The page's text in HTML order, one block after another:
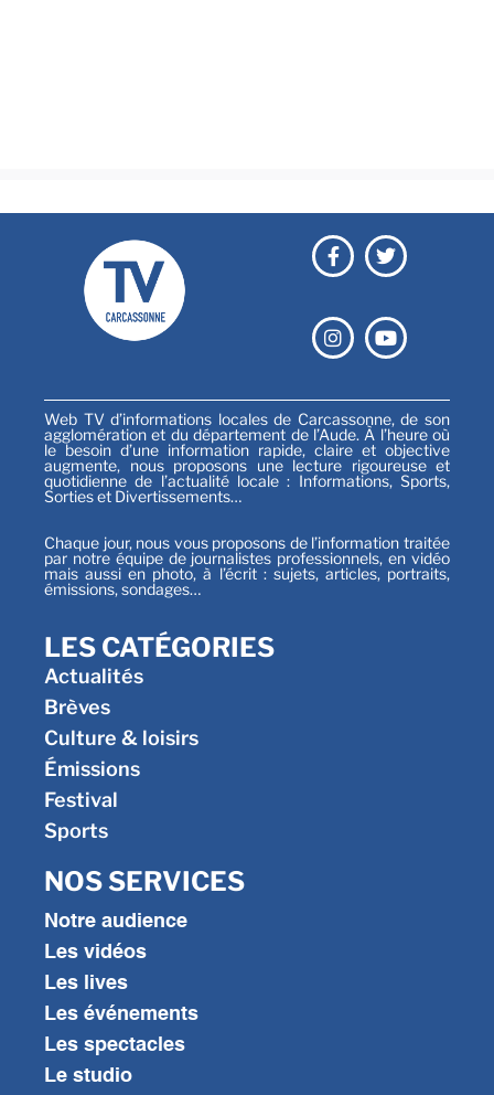
Web TV d’informations locales de Carcassonne, de son
agglomération et du département de l’Aude. À l’heure où
le besoin d’une information rapide, claire et objective
augmente, nous proposons une lecture rigoureuse et
quotidienne de l’actualité locale : Informations, Sports,
Sorties et Divertissements…
Chaque jour, nous vous proposons de l’information traitée
par notre équipe de journalistes professionnels, en vidéo
mais aussi en photo, à l’écrit : sujets, articles, portraits,
émissions, sondages…
LES CATÉGORIES
Actualités
Brèves
Culture & loisirs
Émissions
Festival
Sports
NOS SERVICES
Notre audience
Les vidéos
Les lives
Les événements
Les spectacles
Le studio